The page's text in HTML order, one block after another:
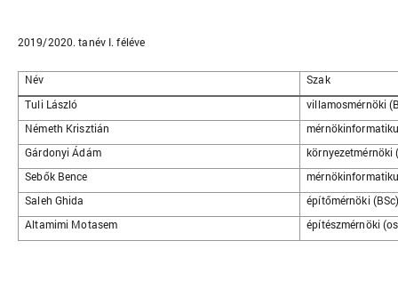
2019/2020. tanév I. féléve
Név
Szak
Tuli László
villamosmérnöki
Németh Krisztián
Gárdonyi Ádám
környezetmérnöki
Sebők Bence
Saleh Ghida
építőmérnöki
Altamimi Motasem
építészmérnöki